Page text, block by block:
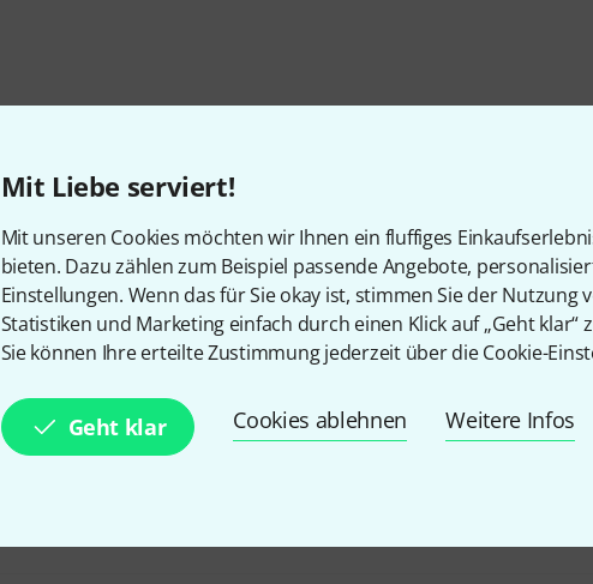
Mit Liebe serviert!
Mit unseren Cookies möchten wir Ihnen ein fluffiges
bieten. Dazu zählen zum Beispiel passende Angebote,
Einstellungen. Wenn das für Sie okay ist, stimmen Sie der Nutzung
Statistiken und Marketing einfach durch einen Klick auf „Geht klar“
Sie können Ihre erteilte Zustimmung jederzeit über die Cookie-
Geht klar Cookies ablehnen Weitere Infos
Gefällt Ihnen, was Sie sehen?